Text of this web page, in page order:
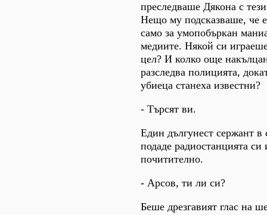
преследваше Дякона с
Нещо му подсказваше, че
само за умопобъркан
медиите. Някой си
цел? И колко още
разследва полицията,
убиеца станеха известни?
- Търсят ви.
Един дългунест сержант
подаде радиостанцията си
почитително.
- Арсов, ти ли си?
Беше дрезгавият глас на